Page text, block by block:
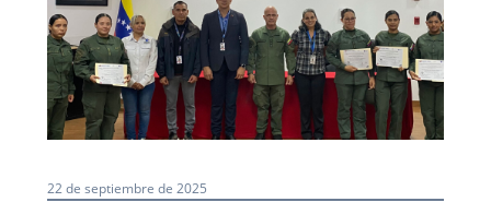
22 de septiembre de 2025